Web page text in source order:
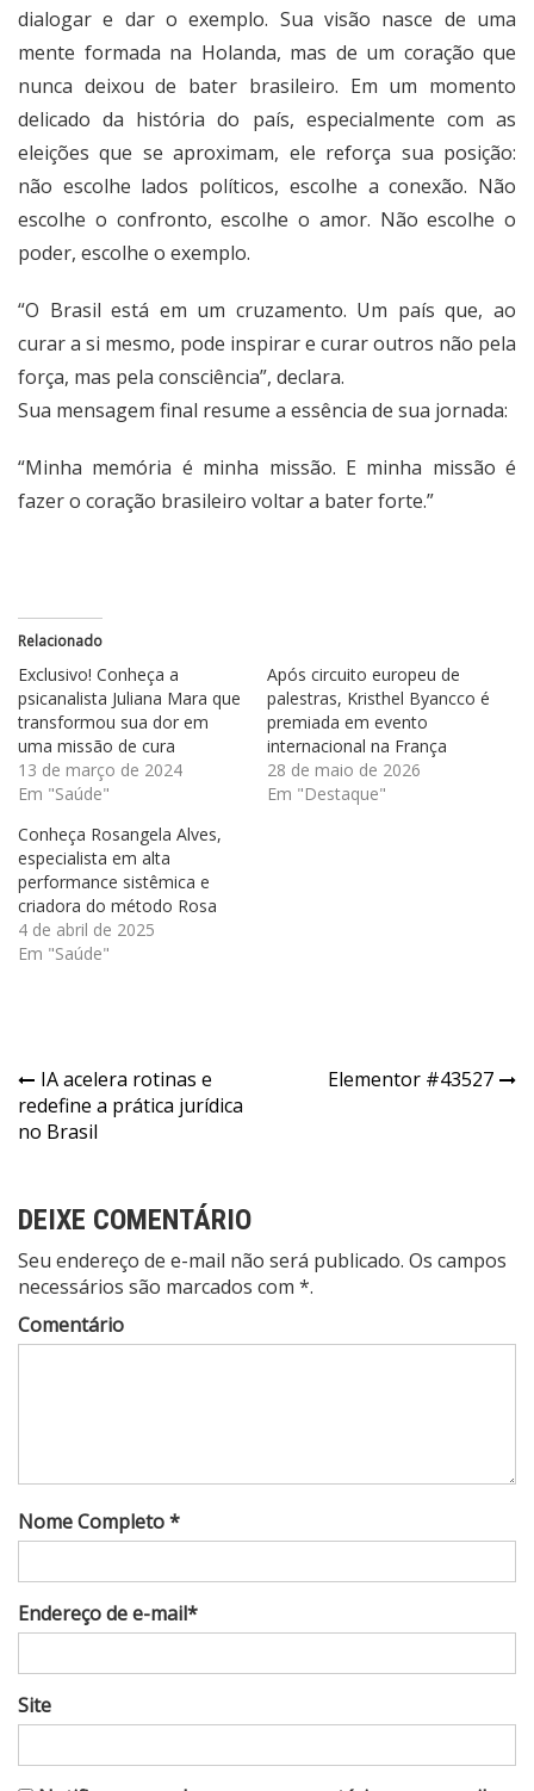
dialogar e dar o exemplo. Sua visão nasce de uma
mente formada na Holanda, mas de um coração que
nunca deixou de bater brasileiro. Em um momento
delicado da história do país, especialmente com as
eleições que se aproximam, ele reforça sua posição:
não escolhe lados políticos, escolhe a conexão. Não
escolhe o confronto, escolhe o amor. Não escolhe o
poder, escolhe o exemplo.
“O Brasil está em um cruzamento. Um país que, ao
curar a si mesmo, pode inspirar e curar outros não pela
força, mas pela consciência”, declara.
Sua mensagem final resume a essência de sua jornada:
“Minha memória é minha missão. E minha missão é
fazer o coração brasileiro voltar a bater forte.”
Relacionado
Exclusivo! Conheça a
psicanalista Juliana Mara que
transformou sua dor em
uma missão de cura
13 de março de 2024
Em "Saúde"
Após circuito europeu de
palestras, Kristhel Byancco é
premiada em evento
internacional na França
28 de maio de 2026
Em "Destaque"
Conheça Rosangela Alves,
especialista em alta
performance sistêmica e
criadora do método Rosa
4 de abril de 2025
Em "Saúde"
Navegação
de
IA acelera rotinas e
redefine a prática jurídica
no Brasil
Elementor #43527
DEIXE COMENTÁRIO
Seu endereço de e-mail não será publicado. Os campos
necessários são marcados com *.
Comentário
Nome Completo *
Endereço de e-mail*
Site